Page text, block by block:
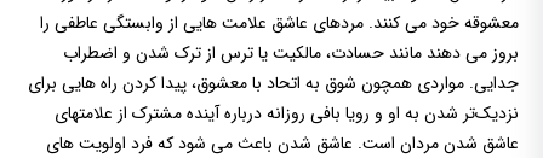
معشوقه خود می کنند. مردهای عاشق علامت هایی از وابستگی عاطفی را
بروز می دهند مانند حسادت، مالکیت یا ترس از ترک شدن و اضطراب
جدایی. مواردی همچون شوق به اتحاد با معشوق، پیدا کردن راه هایی برای
نزدیک‌تر شدن به او و رویا بافی روزانه درباره آینده مشترک از علامتهای
عاشق شدن مردان است. عاشق شدن باعث می شود که فرد اولویت های